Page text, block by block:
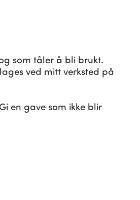
som tåler å bli brukt.
ved mitt verksted på
en gave som ikke blir